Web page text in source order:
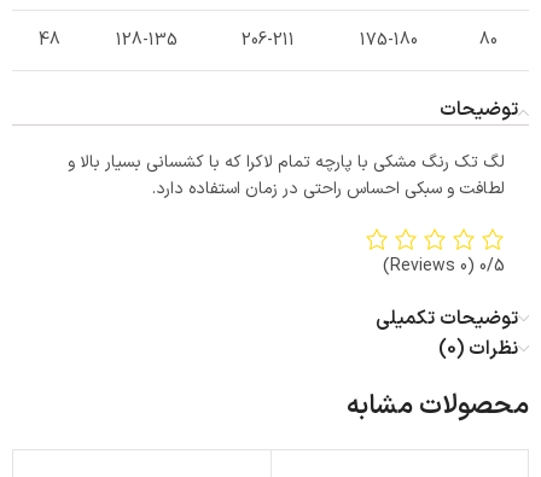
80
175-180
206-211
128-135
48
توضیحات
لگ تک رنگ مشکی با پارچه تمام لاکرا که با کشسانی بسیار بالا و
لطافت و سبکی احساس راحتی در زمان استفاده دارد.
0/5
(0 Reviews)
توضیحات تکمیلی
نظرات (0)
محصولات مشابه